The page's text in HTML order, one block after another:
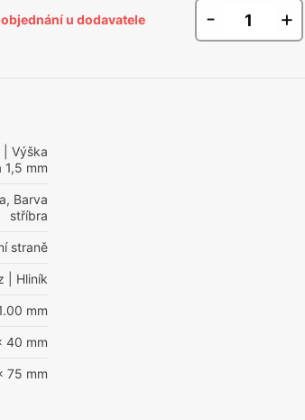
objednání u dodavatele - +
| Výška
1,5 mm
Barva
stříbra
straně
| Hliník
mm
40 mm
75 mm